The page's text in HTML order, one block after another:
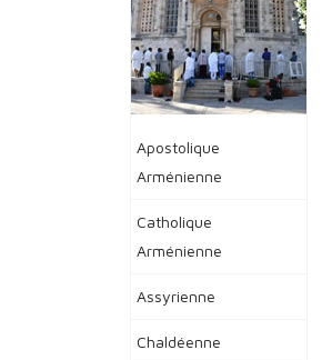
Apostolique
Arménienne
Catholique
Arménienne
Assyrienne
Chaldéenne